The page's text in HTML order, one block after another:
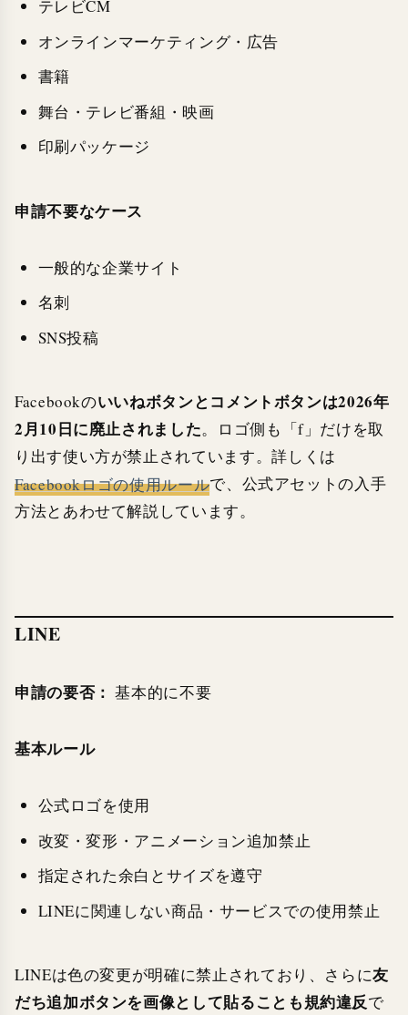
テレビCM
オンラインマーケティング・広告
書籍
舞台・テレビ番組・映画
印刷パッケージ
申請不要なケース
一般的な企業サイト
名刺
SNS投稿
Facebookのいいねボタンとコメントボタンは2026年
2月10日に廃止されました。ロゴ側も「f」だけを取
り出す使い方が禁止されています。詳しくは
Facebookロゴの使用ルールで、公式アセットの入手
方法とあわせて解説しています。
LINE
申請の要否： 基本的に不要
基本ルール
公式ロゴを使用
改変・変形・アニメーション追加禁止
指定された余白とサイズを遵守
LINEに関連しない商品・サービスでの使用禁止
LINEは色の変更が明確に禁止されており、さらに友
だち追加ボタンを画像として貼ることも規約違反で